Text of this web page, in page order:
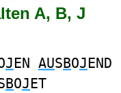
A, B, J
JEN AUSBOJEND
BOJET